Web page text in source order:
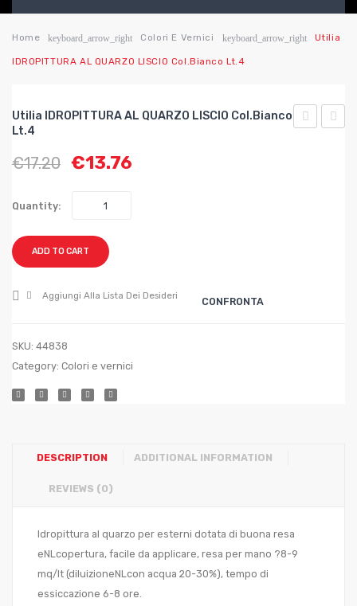
HOME
AZIENDA
CONTATTI
WISHLIST
Home keyboard_arrow_right Colori E Vernici keyboard_arrow_right Utilia
IDROPITTURA AL QUARZO LISCIO Col.Bianco Lt.4
Utilia IDROPITTURA AL QUARZO LISCIO Col.Bianco
Lt.4
€17.20 €13.76
Quantity:
ADD TO CART
Aggiungi Alla Lista Dei Desideri CONFRONTA
SKU: 44838
Category: Colori e vernici
DESCRIPTION ADDITIONAL INFORMATION
REVIEWS (0)
Idropittura al quarzo per esterni dotata di buona resa
eNLcopertura, facile da applicare, resa per mano ?8-9
mq/lt (diluizioneNLcon acqua 20-30%), tempo di
essiccazione 6-8 ore.